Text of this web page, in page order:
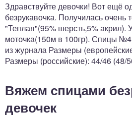
Здравствуйте девочки! Вот ещё
безрукавочка. Получилась
"Теплая"(95% шерсть,5% акрил).
моточка(150м в 100гр). Спицы
из журнала Размеры
Размеры (российские): 44/46 (48/
Вяжем спицами
девочек